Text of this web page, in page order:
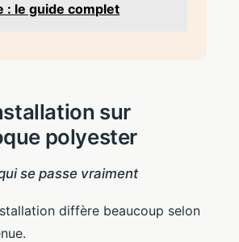
: le guide complet
sur
polyester
se passe vraiment
diffère beaucoup selon